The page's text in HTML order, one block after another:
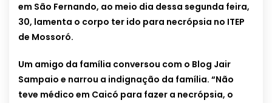
em São Fernando, ao meio dia dessa segunda feira,
30, lamenta o corpo ter ido para necrópsia no ITEP
de Mossoró.
Um amigo da família conversou com o Blog Jair
Sampaio e narrou a indignação da família. “Não
teve médico em Caicó para fazer a necrópsia, o